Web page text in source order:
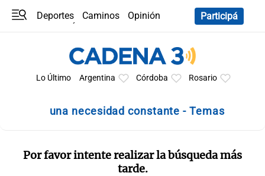
Deportes Caminos
Opinión
Participá
Lo Último Argentina Córdoba Rosario
una necesidad constante - Temas
Por favor intente realizar la búsqueda más
tarde.